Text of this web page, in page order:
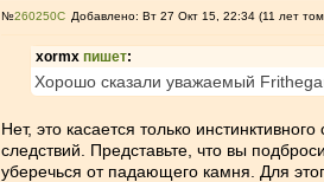
№260250 Добавлено: Вт 27 Окт 15, 22:34 (11 лет
xormx пишет:
Хорошо сказали уважаемый
Нет, это касается только
следствий. Представьте, что вы
уберечься от падающего камня. Для